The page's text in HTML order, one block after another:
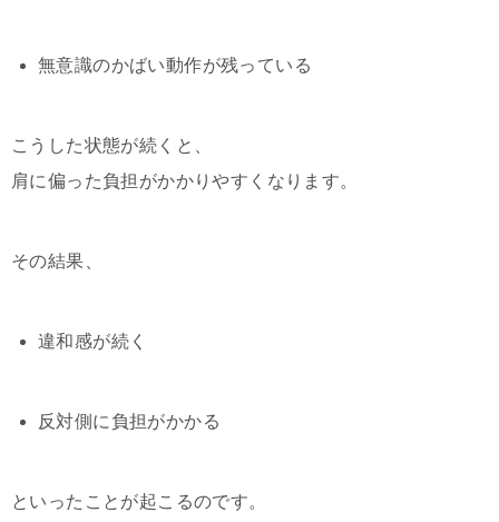
無意識のかばい動作が残っている
こうした状態が続くと、
肩に偏った負担がかかりやすくなります。
その結果、
違和感が続く
反対側に負担がかかる
といったことが起こるのです。